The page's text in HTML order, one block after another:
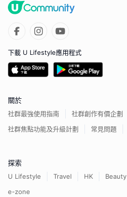
下載 U Lifestyle應用程式
關於
社群最強使用指南
社群創作有價企劃
社群焦點功能及升級計劃
常見問題
探索
U Lifestyle Travel HK Beauty
e-zone